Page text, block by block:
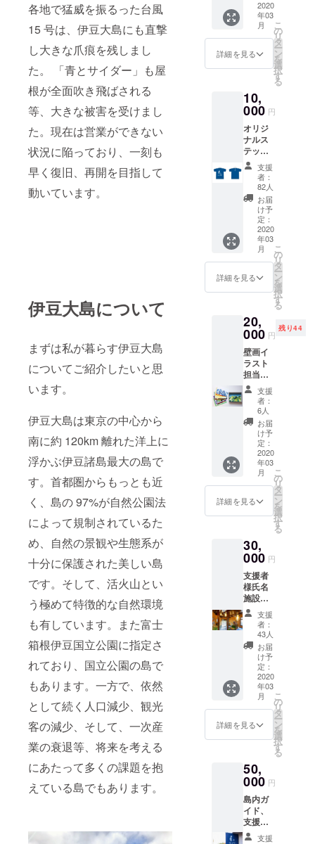
各地で猛威を振るった台風
15 号は、伊豆大島にも直撃
し大きな爪痕を残しまし
た。 「青とサイダー」も屋
根が全面吹き飛ばされる
等、大きな被害を受けまし
た。現在は営業ができない
状況に陥っており、一刻も
早く復旧、再開を目指して
動いています。
伊豆大島について
まずは私が暮らす伊豆大島
についてご紹介したいと思
います。
伊豆大島は東京の中心から
南に約 120km 離れた洋上に
浮かぶ伊豆諸島最大の島で
す。首都圏からもっとも近
く、島の 97%が自然公園法
によって規制されているた
め、自然の景観や生態系が
十分に保護された美しい島
です。そして、活火山とい
う極めて特徴的な自然環境
も有しています。また富士
箱根伊豆国立公園に指定さ
れており、国立公園の島で
もあります。一方で、依然
として続く人口減少、観光
客の減少、そして、一次産
業の衰退等、将来を考える
にあたって多くの課題を抱
えている島でもあります。
もって島の
魅力を伝え
んな人たち
協力し合い
ながら、島
の現状に見
合ったコン
セプトを探
り、持続可
能な島の社
会を考えつ
つ、次代を
担う若者が
興味を抱き
介入するよ
うな仕掛け
や仕組みづ
組んでいま
2020年
7月まで
実施）
2020
年03
月
詳細を見る
こ
の
リ
タ
ー
ン
を
選
択
す
る
10,
000 円
オリジ
ナルス
テッ
カー、
オリジ
ナルT
シャ
ツ、感
謝メー
ル、状
況報告
（月2
回、
2020年
7月まで
実施）
支援
者：
82人
お届
け予
定：
2020
年03
月
詳細を見る
こ
の
リ
タ
ー
ン
を
選
択
す
る
20,
000 円
残り44
壁画イ
ラスト
担当し
てくれ
た
shiikisa
ikoポス
トカー
ド、オ
リジナ
ルス
テッ
カー、
オリジ
ナルT
シャ
謝メー
ル、状
況報告
（月2
回、
2020年
7月まで
実施）
支援
者：
6人
お届
け予
定：
2020
年03
月
詳細を見る
こ
の
リ
タ
ー
ン
を
選
択
す
る
30,
000 円
支援者
様氏名
施設内
掲示、
「復活
の青と
サイ
ダー」
の１泊
ペア宿
泊券
（日程
要調
整、宿
泊費以
外自己
担）、
オリジ
ナルT
シャ
ツ、オ
リジナ
ルス
支援
者：
43人
お届
け予
定：
2020
年03
月
詳細を見る
こ
の
リ
タ
ー
ン
を
選
択
す
る
50,
000 円
島内ガ
イド、
支援者
様氏名
支援